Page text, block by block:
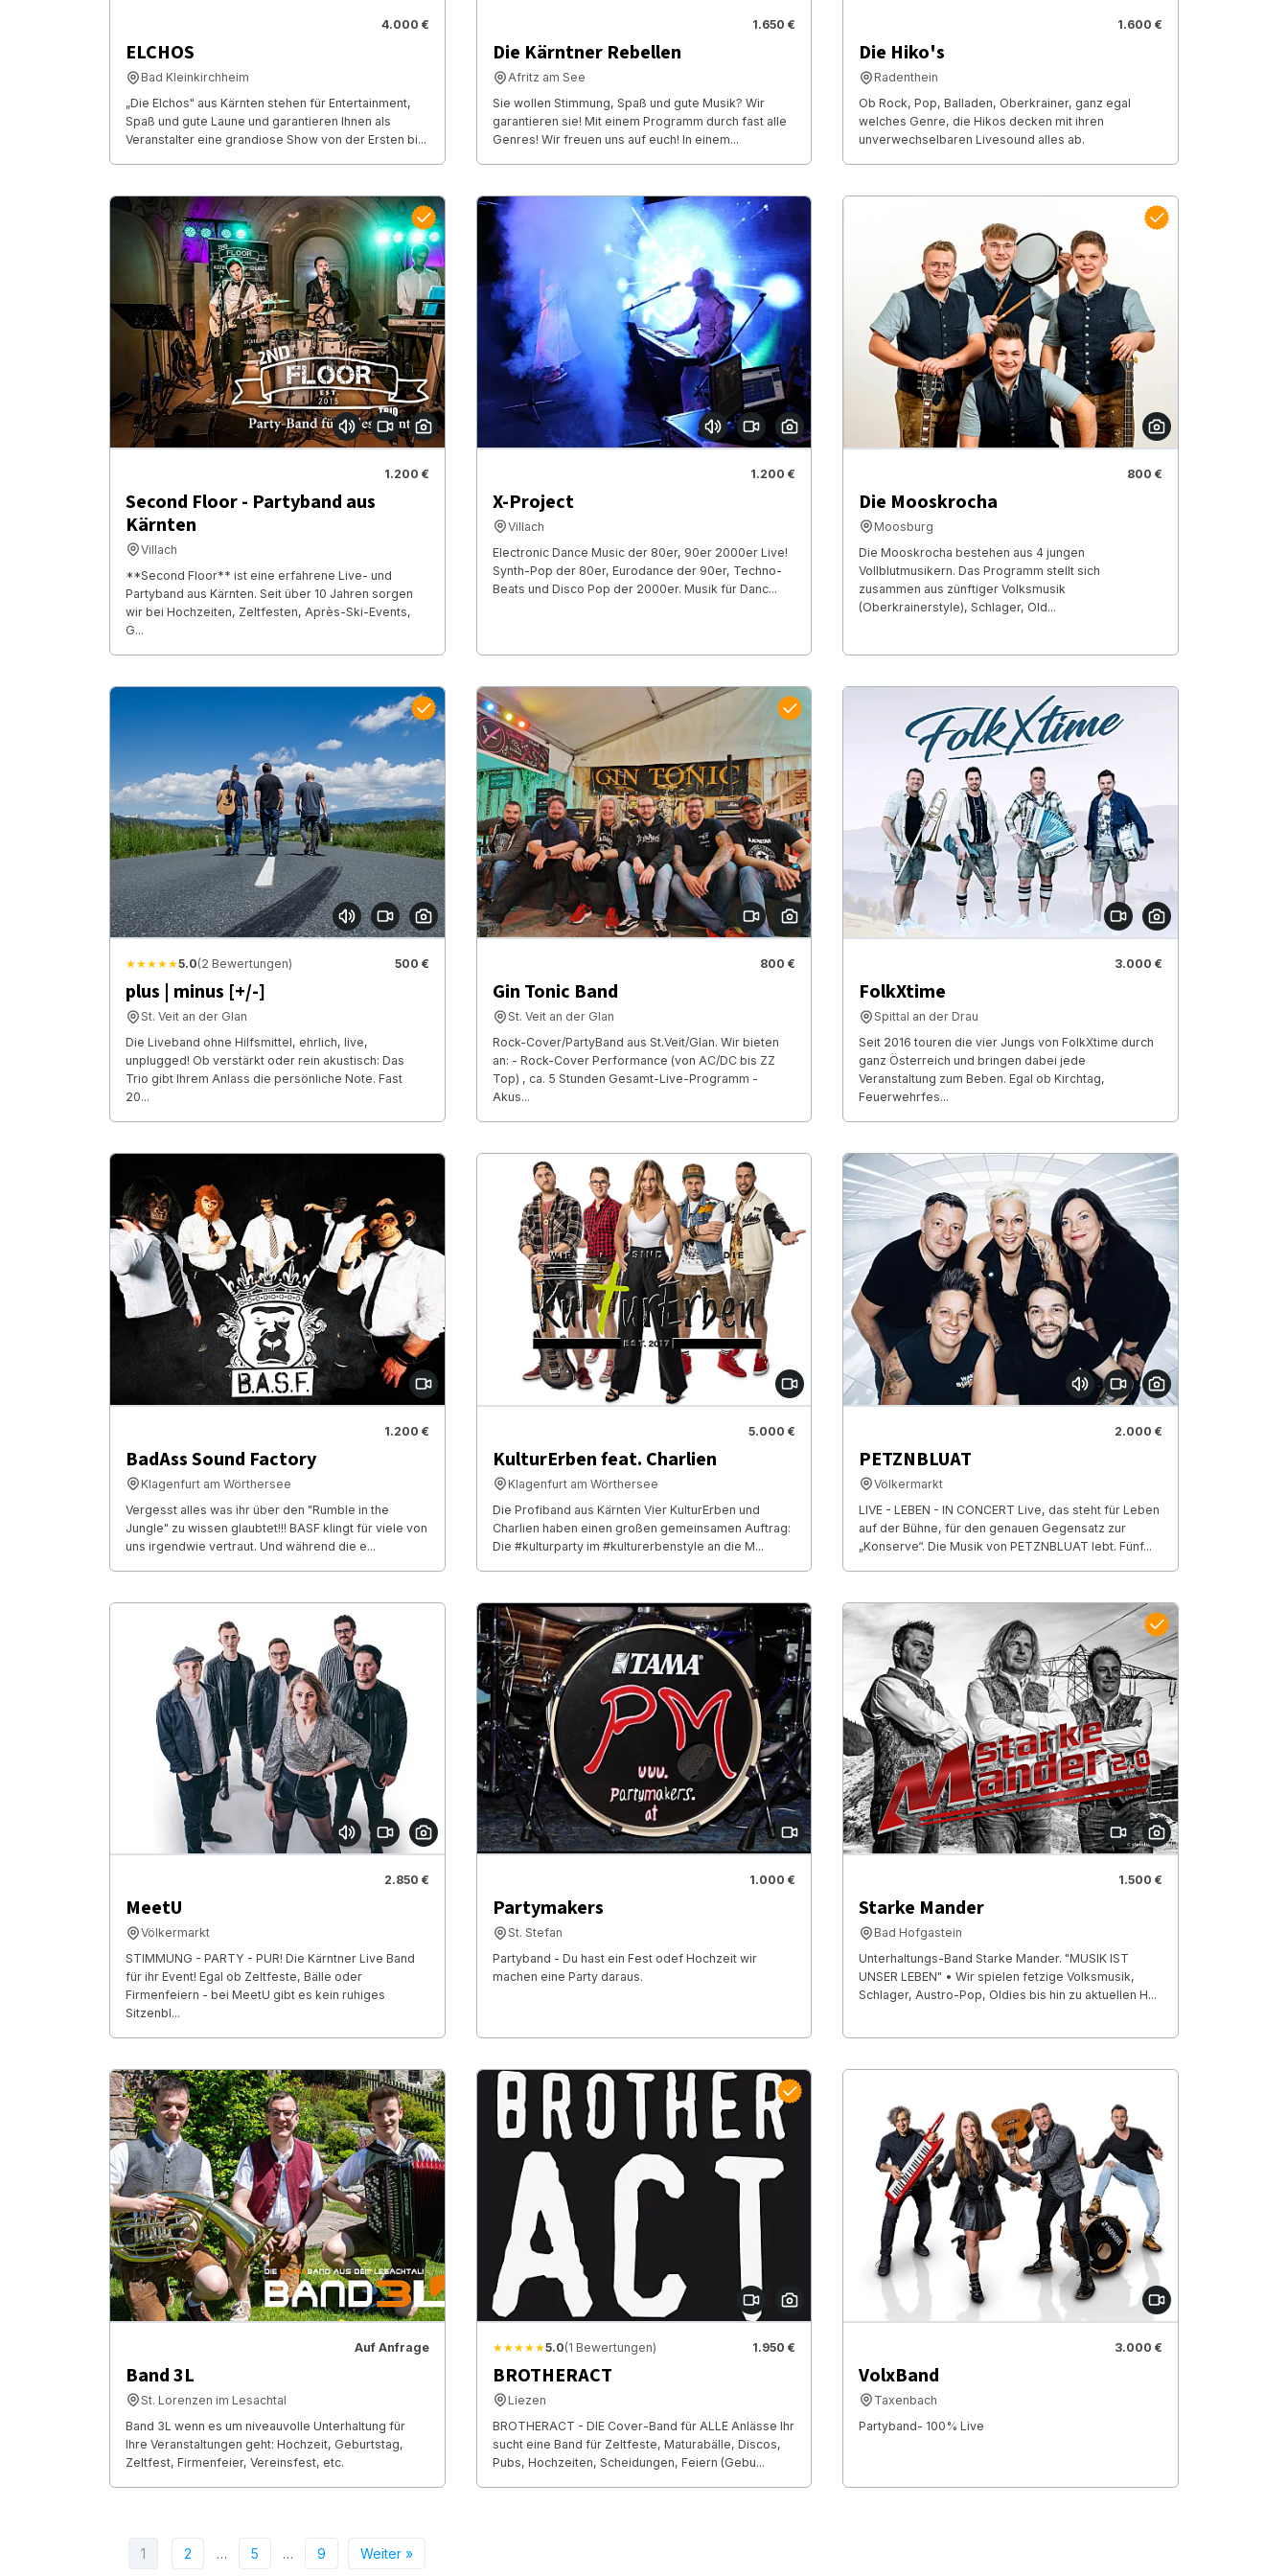
4.000 €
ELCHOS
Bad Kleinkirchheim
„Die Elchos" aus Kärnten stehen für Entertainment,
Spaß und gute Laune und garantieren Ihnen als
Veranstalter eine grandiose Show von der Ersten bi...
1.650 €
Die Kärntner Rebellen
Afritz am See
Sie wollen Stimmung, Spaß und gute Musik? Wir
garantieren sie! Mit einem Programm durch fast alle
Genres! Wir freuen uns auf euch! In einem...
1.600 €
Die Hiko's
Radenthein
Ob Rock, Pop, Balladen, Oberkrainer, ganz egal
welches Genre, die Hikos decken mit ihren
unverwechselbaren Livesound alles ab.
1.200 €
Second Floor - Partyband aus
Kärnten
Villach
**Second Floor** ist eine erfahrene Live- und
Partyband aus Kärnten. Seit über 10 Jahren sorgen
wir bei Hochzeiten, Zeltfesten, Après-Ski-Events,
G...
1.200 €
X-Project
Villach
Electronic Dance Music der 80er, 90er 2000er Live!
Synth-Pop der 80er, Eurodance der 90er, Techno-
Beats und Disco Pop der 2000er. Musik für Danc...
800 €
Die Mooskrocha
Moosburg
Die Mooskrocha bestehen aus 4 jungen
Vollblutmusikern. Das Programm stellt sich
zusammen aus zünftiger Volksmusik
(Oberkrainerstyle), Schlager, Old...
★★★★★5.0(2 Bewertungen) 500 €
plus | minus [+/-]
St. Veit an der Glan
Die Liveband ohne Hilfsmittel, ehrlich, live,
unplugged! Ob verstärkt oder rein akustisch: Das
Trio gibt Ihrem Anlass die persönliche Note. Fast
20...
800 €
Gin Tonic Band
St. Veit an der Glan
Rock-Cover/PartyBand aus St.Veit/Glan. Wir bieten
an: - Rock-Cover Performance (von AC/DC bis ZZ
Top) , ca. 5 Stunden Gesamt-Live-Programm -
Akus...
3.000 €
FolkXtime
Spittal an der Drau
Seit 2016 touren die vier Jungs von FolkXtime durch
ganz Österreich und bringen dabei jede
Veranstaltung zum Beben. Egal ob Kirchtag,
Feuerwehrfes...
1.200 €
BadAss Sound Factory
Klagenfurt am Wörthersee
Vergesst alles was ihr über den "Rumble in the
Jungle" zu wissen glaubtet!!! BASF klingt für viele von
uns irgendwie vertraut. Und während die e...
5.000 €
KulturErben feat. Charlien
Klagenfurt am Wörthersee
Die Profiband aus Kärnten Vier KulturErben und
Charlien haben einen großen gemeinsamen Auftrag:
Die #kulturparty im #kulturerbenstyle an die M...
2.000 €
PETZNBLUAT
Völkermarkt
LIVE - LEBEN - IN CONCERT Live, das steht für Leben
auf der Bühne, für den genauen Gegensatz zur
„Konserve“. Die Musik von PETZNBLUAT lebt. Fünf...
2.850 €
MeetU
Völkermarkt
STIMMUNG - PARTY - PUR! Die Kärntner Live Band
für ihr Event! Egal ob Zeltfeste, Bälle oder
Firmenfeiern - bei MeetU gibt es kein ruhiges
Sitzenbl...
1.000 €
Partymakers
St. Stefan
Partyband - Du hast ein Fest odef Hochzeit wir
machen eine Party daraus.
1.500 €
Starke Mander
Bad Hofgastein
Unterhaltungs-Band Starke Mander. "MUSIK IST
UNSER LEBEN" • Wir spielen fetzige Volksmusik,
Schlager, Austro-Pop, Oldies bis hin zu aktuellen H...
Auf Anfrage
Band 3L
St. Lorenzen im Lesachtal
Band 3L wenn es um niveauvolle Unterhaltung für
Ihre Veranstaltungen geht: Hochzeit, Geburtstag,
Zeltfest, Firmenfeier, Vereinsfest, etc.
★★★★★5.0(1 Bewertungen) 1.950 €
BROTHERACT
Liezen
BROTHERACT - DIE Cover-Band für ALLE Anlässe Ihr
sucht eine Band für Zeltfeste, Maturabälle, Discos,
Pubs, Hochzeiten, Scheidungen, Feiern (Gebu...
3.000 €
VolxBand
Taxenbach
Partyband- 100% Live
1 2 … 5 … 9 Weiter »